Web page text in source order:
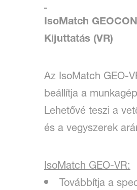
IsoMatch
Kijuttatás (VR)
Az IsoMatch GEO-
beállítja a
Lehetővé teszi a
és a vegyszerek
IsoMatch GEO-VR:
Továbbítja a